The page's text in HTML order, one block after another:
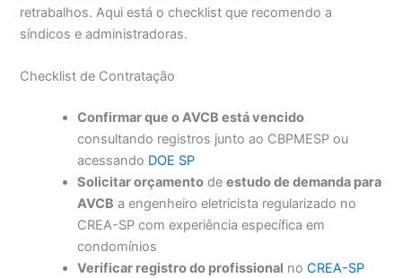
retrabalhos. Aqui está o checklist que recomendo a
síndicos e administradoras.
Checklist de Contratação
Confirmar que o AVCB está vencido
consultando registros junto ao CBPMESP ou
acessando DOE SP
Solicitar orçamento deestudo de demanda para
AVCB a engenheiro eletricista regularizado no
CREA-SP com experiência específica em
condomínios
Verificar registro do profissional noCREA-SP